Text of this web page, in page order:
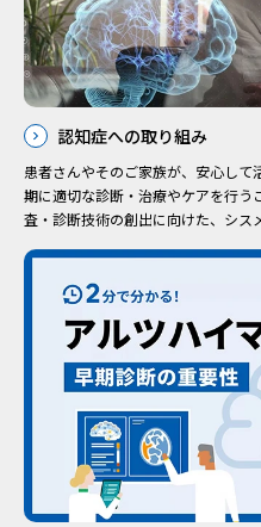
認知症への取り組み
患者さんやそのご家族が、安心し
期に適切な診断・治療やケアを行う
査・診断技術の創出に向けた、シス